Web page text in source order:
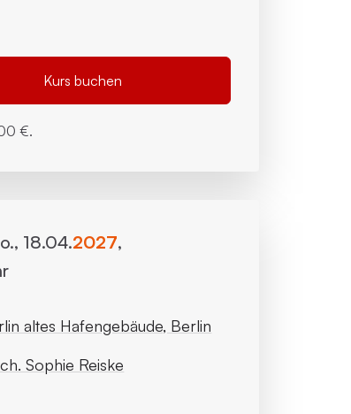
Kurs buchen
€.
18.04.2027,
altes Hafengebäude, Berlin
Sophie Reiske